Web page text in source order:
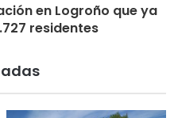
en Logroño que ya
residentes